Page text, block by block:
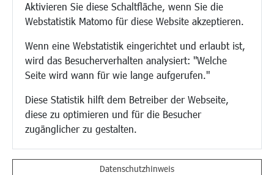
Aktivieren Sie diese Schaltfläche, wenn Sie die
Webstatistik Matomo für diese Website akzeptieren.
Wenn eine Webstatistik eingerichtet und erlaubt ist,
wird das Besucherverhalten analysiert: "Welche
Seite wird wann für wie lange aufgerufen."
Diese Statistik hilft dem Betreiber der Webseite,
diese zu optimieren und für die Besucher
zugänglicher zu gestalten.
Datenschutzhinweis
Bäder
Musikschule
Stadtbücherei
Stadtarchiv
Museen
Hotels/Unterkünfte
Gastronomie
Kunstszene
Vereine und Institutionen